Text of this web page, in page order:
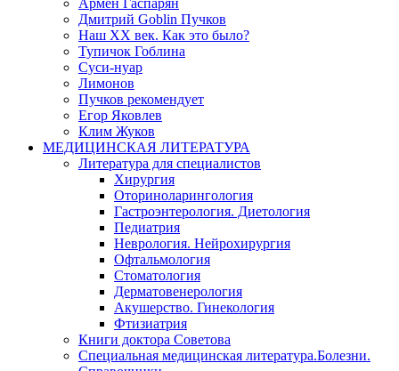
Армен Гаспарян
Дмитрий Goblin Пучков
Наш XX век. Как это было?
Тупичок Гоблина
Суси-нуар
Лимонов
Пучков рекомендует
Егор Яковлев
Клим Жуков
МЕДИЦИНСКАЯ ЛИТЕРАТУРА
Литература для специалистов
Хирургия
Оториноларингология
Гастроэнтерология. Диетология
Педиатрия
Неврология. Нейрохирургия
Офтальмология
Стоматология
Дерматовенерология
Акушерство. Гинекология
Фтизиатрия
Книги доктора Советова
Специальная медицинская литература.Болезни.